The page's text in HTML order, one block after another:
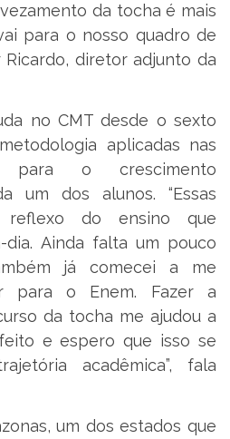
da tocha é mais
para o nosso quadro de
Ricardo, diretor adjunto da
no CMT desde o sexto
aplicadas nas
para o crescimento
um dos alunos. “Essas
reflexo do ensino que
dia. Ainda falta um pouco
já comecei a me
para o Enem. Fazer a
da tocha me ajudou a
e espero que isso se
acadêmica”, fala
um dos estados que